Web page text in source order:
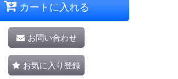
カートに入れる
お問い合わせ
お気に入り登録